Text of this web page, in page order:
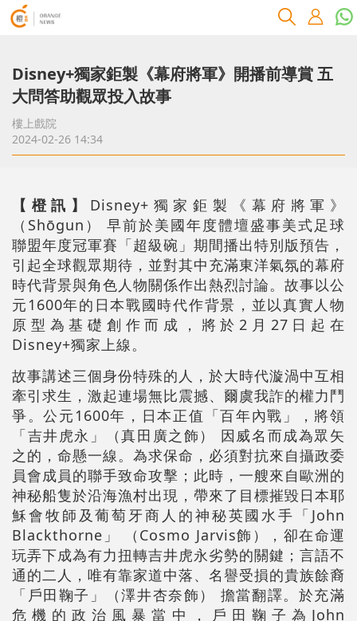
Disney+獨家鉅製《幕府將軍》開播前導賞 五
大問答助觀眾投入故事
樓上戲院
2024-02-26 14:34
【橙訊】 Disney+獨家鉅製《幕府將軍》
（Shōgun） 早前於美國年度體壇盛事美式足球
聯盟年度冠軍賽「超級碗」期間播出特別版預告，
引起全球觀眾期待，並對其中充滿東洋氣氛的幕府
時代背景與角色人物關係作出熱烈討論。故事以公
元1600年的日本戰國時代作背景，並以真實人物
原型為基礎創作而成，將於2月27日起在
Disney+獨家上線。
故事講述三個身份特殊的人，於大時代漩渦中互相
牽引求生，激起連場無比震撼、爾虞我詐的權力鬥
爭。公元1600年，日本正值「百年內戰」，將領
「吉井虎永」（真田廣之飾） 因威名而成為眾矢
之的，命懸一線。為求保命，必須對抗來自攝政委
員會成員的聯手致命攻擊；此時，一艘來自歐洲的
神秘船隻於沿海漁村出現，帶來了目標摧毀日本耶
穌會牧師及葡萄牙商人的神秘英國水手「John
Blackthorne」 （Cosmo Jarvis飾），卻在命運
玩弄下成為有力扭轉吉井虎永劣勢的關鍵；言語不
通的二人，唯有靠家道中落、名譽受損的貴族餘裔
「戶田鞠子」（澤井杏奈飾） 擔當翻譯。於充滿
危機的政治風暴當中，戶田鞠子為John